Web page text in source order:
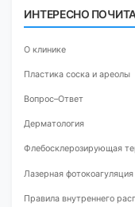
ИНТЕРЕСНО
О клинике
Пластика соска и ареолы
Вопрос–Ответ
Дерматология
Флебосклерозирующая
Лазерная
Правила внутреннего